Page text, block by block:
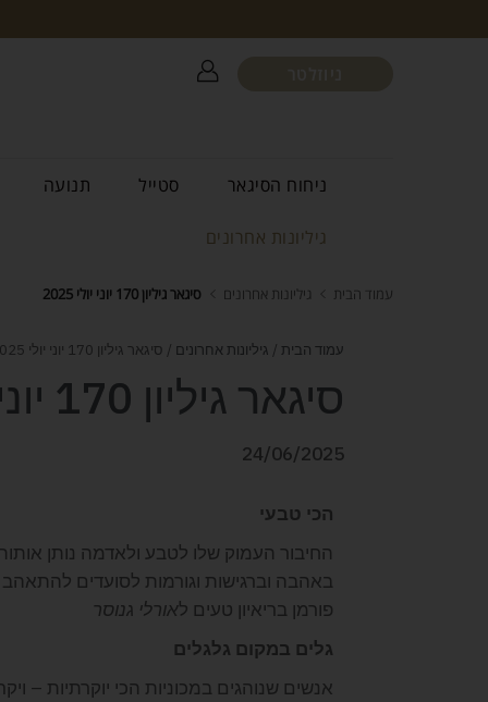
ניחוח הסיגאר סטייל תנועה
גיליונות אחרונים
עמוד הבית גיליונות אחרונים סיגאר גיליון 170 יוני יולי 2025
עמוד הבית / גיליונות אחרונים / סיגאר גיליון 170 יוני יולי 2025
סיגאר גיליון 170 יוני יולי 2025
24/06/2025
הכי טבעי
החיבור העמוק שלו לטבע ולאדמה נותן
באהבה וברגישות וגורמות לסועדים
פורמן בריאיון טעים לאורלי גנוסר
גלים במקום גלגלים
אנשים שנוהגים במכוניות הכי יוקרתיות –